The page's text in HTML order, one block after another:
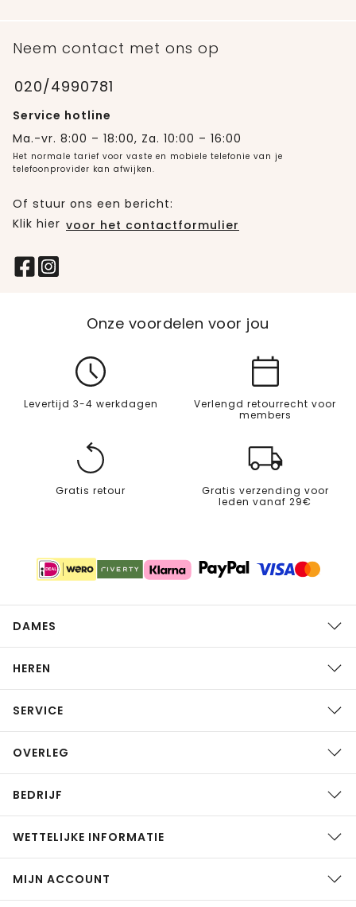
Neem contact met ons op
020/4990781
Service hotline
Ma.-vr. 8:00 – 18:00, Za. 10:00 – 16:00
Het normale tarief voor vaste en mobiele telefonie van je
telefoonprovider kan afwijken.
Of stuur ons een bericht:
Klik hier voor het contactformulier
Onze voordelen voor jou
Levertijd 3-4 werkdagen
Verlengd retourrecht voor
members
Gratis retour
Gratis verzending voor
leden vanaf 29€
DAMES
HEREN
SERVICE
OVERLEG
BEDRIJF
WETTELIJKE INFORMATIE
MIJN ACCOUNT